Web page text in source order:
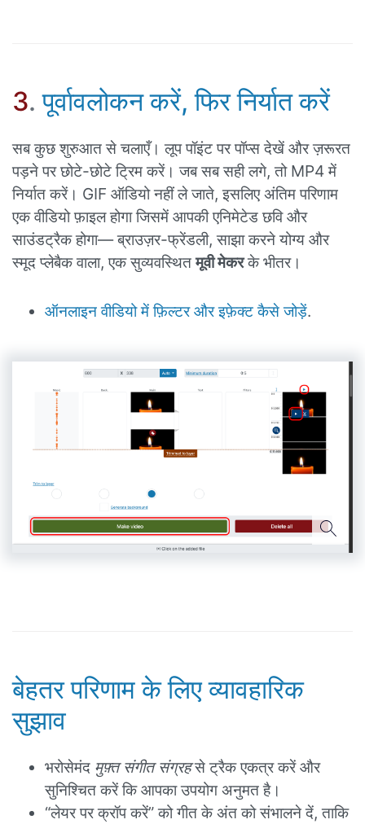
3. पूर्वावलोकन करें, फिर निर्यात करें
सब कुछ शुरुआत से चलाएँ। लूप पॉइंट पर पॉप्स देखें और ज़रूरत
पड़ने पर छोटे-छोटे ट्रिम करें। जब सब सही लगे, तो MP4 में
निर्यात करें। GIF ऑडियो नहीं ले जाते, इसलिए अंतिम परिणाम
एक वीडियो फ़ाइल होगा जिसमें आपकी एनिमेटेड छवि और
साउंडट्रैक होगा— ब्राउज़र-फ्रेंडली, साझा करने योग्य और
स्मूद प्लेबैक वाला, एक सुव्यवस्थितमूवी मेकरके भीतर।
ऑनलाइन वीडियो में फ़िल्टर और इफ़ेक्ट कैसे जोड़ें.
बेहतर परिणाम के लिए व्यावहारिक
सुझाव
भरोसेमंद मुफ़्त संगीत संग्रहसे ट्रैक एकत्र करें और
सुनिश्चित करें कि आपका उपयोग अनुमत है।
“लेयर पर क्रॉप करें” को गीत के अंत को संभालने दें, ताकि